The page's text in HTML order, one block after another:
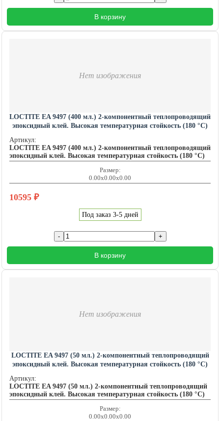
В корзину
Нет изображения
LOCTITE EA 9497 (400 мл.) 2-компонентный теплопроводящий
эпоксидный клей. Высокая температурная стойкость (180 °C)
Артикул:
LOCTITE EA 9497 (400 мл.) 2-компонентный теплопроводящий
эпоксидный клей. Высокая температурная стойкость (180 °C)
Размер:
0.00x0.00x0.00
10595 ₽
Под заказ 3-5 дней
В корзину
Нет изображения
LOCTITE EA 9497 (50 мл.) 2-компонентный теплопроводящий
эпоксидный клей. Высокая температурная стойкость (180 °C)
Артикул:
LOCTITE EA 9497 (50 мл.) 2-компонентный теплопроводящий
эпоксидный клей. Высокая температурная стойкость (180 °C)
Размер:
0.00x0.00x0.00